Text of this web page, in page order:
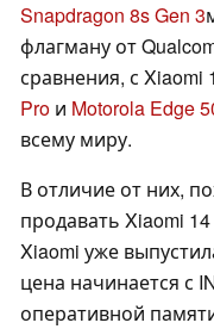
Snapdragon 8s Gen 3
флагману от
сравнения, с Xiaomi
Pro и Motorola Edge
всему миру.
В отличие от них,
продавать Xiaomi
Xiaomi уже
цена начинается с
оперативной